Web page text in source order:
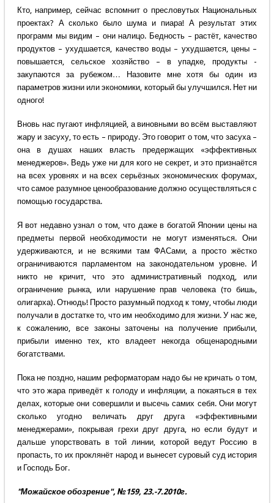
Кто, например, сейчас вспомнит о пресловутых Национальных
проектах? А сколько было шума и пиара! А результат этих
программ мы видим – они налицо. Бедность – растёт, качество
продуктов – ухудшается, качество воды – ухудшается, цены –
повышается, сельское хозяйство – в упадке, продукты -
закупаются за рубежом… Назовите мне хотя бы один из
параметров жизни или экономики, который бы улучшился. Нет ни
одного!
Вновь нас пугают инфляцией, а виновными во всём выставляют
жару и засуху, то есть – природу. Это говорит о том, что засуха –
она в душах наших власть предержащих «эффективных
менеджеров». Ведь уже ни для кого не секрет, и это признаётся
на всех уровнях и на всех серьёзных экономических форумах,
что самое разумное ценообразование должно осуществляться с
помощью государства.
Я вот недавно узнал о том, что даже в богатой Японии цены на
предметы первой необходимости не могут изменяться. Они
удерживаются, и не всякими там ФАСами, а просто жёстко
ограничиваются парламентом на законодательном уровне. И
никто не кричит, что это административный подход, или
ограничение рынка, или нарушение прав человека (то бишь,
олигарха). Отнюдь! Просто разумный подход к тому, чтобы люди
получали в достатке то, что им необходимо для жизни. У нас же,
к сожалению, все законы заточены на получение прибыли,
прибыли именно тех, кто владеет некогда общенародными
богатствами.
Пока не поздно, нашим реформаторам надо бы не кричать о том,
что это жара приведёт к голоду и инфляции, а покаяться в тех
делах, которые они совершили и высечь самих себя. Они могут
сколько угодно величать друг друга «эффективными
менеджерами», покрывая грехи друг друга, но если будут и
дальше упорствовать в той линии, которой ведут Россию в
пропасть, то их проклянёт народ и вынесет суровый суд история
и Господь Бог.
"Можайское обозрение", №159, 23.-7.2010г.